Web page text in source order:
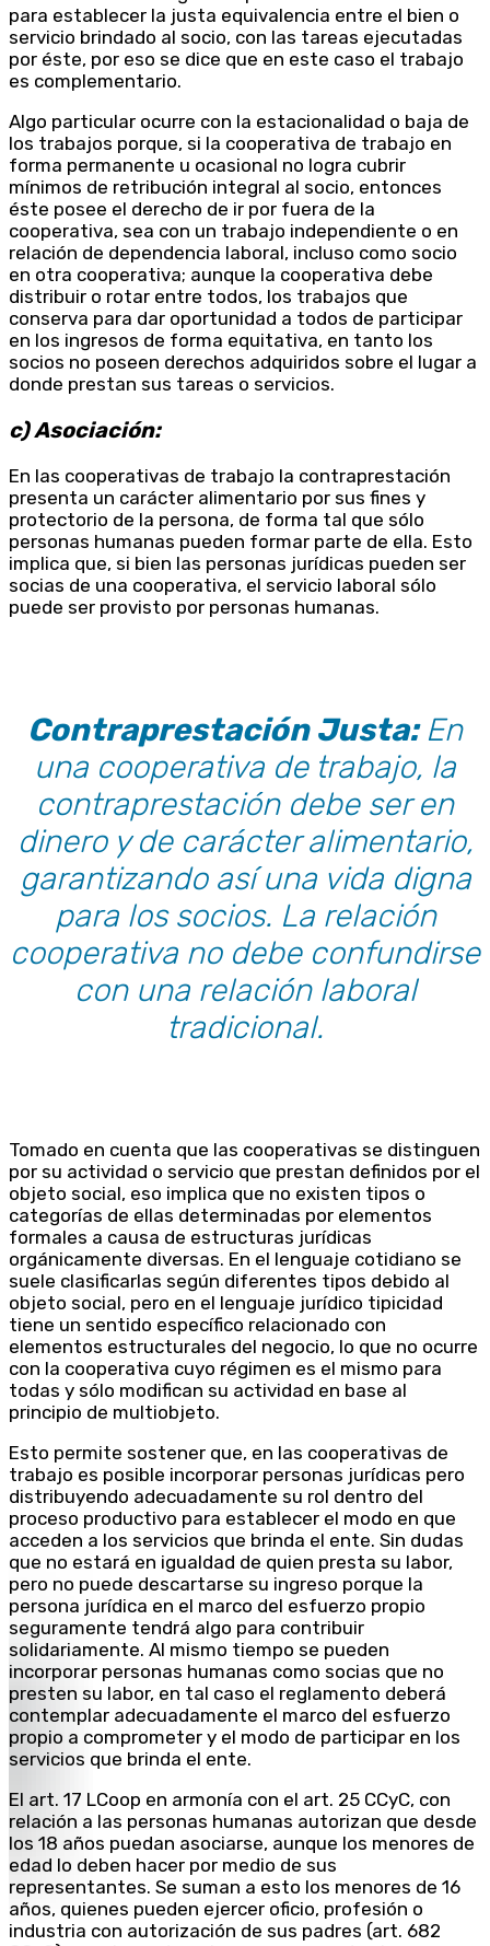
para establecer la justa equivalencia entre el bien o
servicio brindado al socio, con las tareas ejecutadas
por éste, por eso se dice que en este caso el trabajo
es complementario.
Algo particular ocurre con la estacionalidad o baja de
los trabajos porque, si la cooperativa de trabajo en
forma permanente u ocasional no logra cubrir
mínimos de retribución integral al socio, entonces
éste posee el derecho de ir por fuera de la
cooperativa, sea con un trabajo independiente o en
relación de dependencia laboral, incluso como socio
en otra cooperativa; aunque la cooperativa debe
distribuir o rotar entre todos, los trabajos que
conserva para dar oportunidad a todos de participar
en los ingresos de forma equitativa, en tanto los
socios no poseen derechos adquiridos sobre el lugar a
donde prestan sus tareas o servicios.
c) Asociación:
En las cooperativas de trabajo la contraprestación
presenta un carácter alimentario por sus fines y
protectorio de la persona, de forma tal que sólo
personas humanas pueden formar parte de ella. Esto
implica que, si bien las personas jurídicas pueden ser
socias de una cooperativa, el servicio laboral sólo
puede ser provisto por personas humanas.
Contraprestación Justa:En
una cooperativa de trabajo, la
contraprestación debe ser en
dinero y de carácter alimentario,
garantizando así una vida digna
para los socios. La relación
cooperativa no debe confundirse
con una relación laboral
tradicional.
Tomado en cuenta que las cooperativas se distinguen
por su actividad o servicio que prestan definidos por el
objeto social, eso implica que no existen tipos o
categorías de ellas determinadas por elementos
formales a causa de estructuras jurídicas
orgánicamente diversas. En el lenguaje cotidiano se
suele clasificarlas según diferentes tipos debido al
objeto social, pero en el lenguaje jurídico tipicidad
tiene un sentido específico relacionado con
elementos estructurales del negocio, lo que no ocurre
con la cooperativa cuyo régimen es el mismo para
todas y sólo modifican su actividad en base al
principio de multiobjeto.
Esto permite sostener que, en las cooperativas de
trabajo es posible incorporar personas jurídicas pero
distribuyendo adecuadamente su rol dentro del
proceso productivo para establecer el modo en que
acceden a los servicios que brinda el ente. Sin dudas
que no estará en igualdad de quien presta su labor,
pero no puede descartarse su ingreso porque la
persona jurídica en el marco del esfuerzo propio
seguramente tendrá algo para contribuir
solidariamente. Al mismo tiempo se pueden
incorporar personas humanas como socias que no
presten su labor, en tal caso el reglamento deberá
contemplar adecuadamente el marco del esfuerzo
propio a comprometer y el modo de participar en los
servicios que brinda el ente.
El art. 17 LCoop en armonía con el art. 25 CCyC, con
relación a las personas humanas autorizan que desde
los 18 años puedan asociarse, aunque los menores de
edad lo deben hacer por medio de sus
representantes. Se suman a esto los menores de 16
años, quienes pueden ejercer oficio, profesión o
industria con autorización de sus padres (art. 682